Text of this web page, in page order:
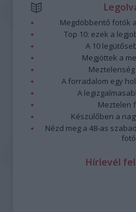
Megdöbbentő fotók
Top 10: ezek a
A 10
Megjöttek a
A forradalom egy
A
Meztelen
Készülőben a
Nézd meg a 48-as
Hírlevél